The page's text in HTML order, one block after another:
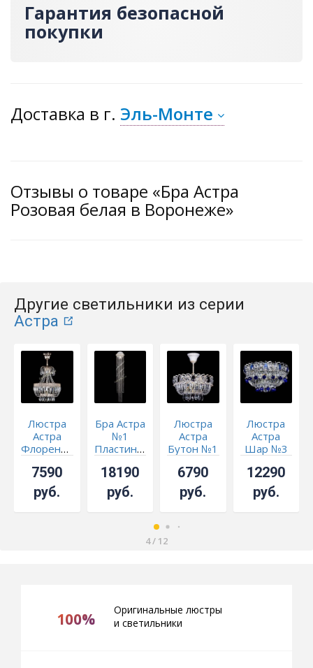
Гарантия безопасной
покупки
Доставка в г. Эль-Монте
Отзывы о товаре «Бра Астра
Розовая белая в Воронеже»
Другие светильники из серии
Астра
Люстра
Астра
Флоренция
подвесом
7590
руб.
Бра Астра
№1
Пластинка
СКИДКА!!!
18190
руб.
Люстра
Астра
Бутон №1
белая с
подвесом
6790
руб.
Люстра
Астра
Шар №3
12290
руб.
4/ 12
100%
Оригинальные люстры
и светильники